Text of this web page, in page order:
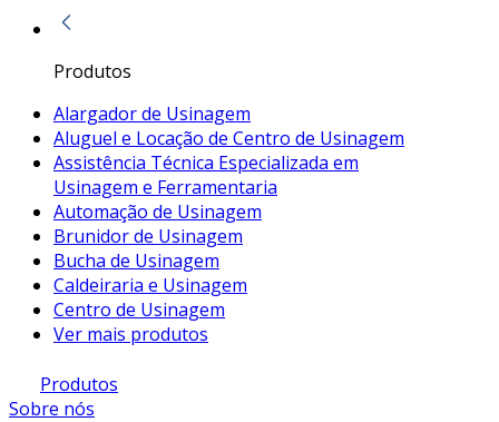
Produtos
Alargador de Usinagem
Aluguel e Locação de Centro de Usinagem
Assistência Técnica Especializada em
Usinagem e Ferramentaria
Automação de Usinagem
Brunidor de Usinagem
Bucha de Usinagem
Caldeiraria e Usinagem
Centro de Usinagem
Ver mais produtos
Produtos
Sobre nós